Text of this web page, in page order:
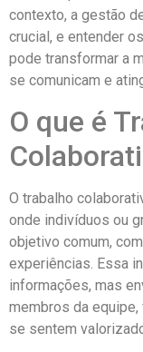
contexto, a gestão
crucial, e entender
pode transformar a
se comunicam e
O que é
O trabalho
onde indivíduos ou
objetivo comum,
experiências. Essa
informações, mas
membros da
se sentem